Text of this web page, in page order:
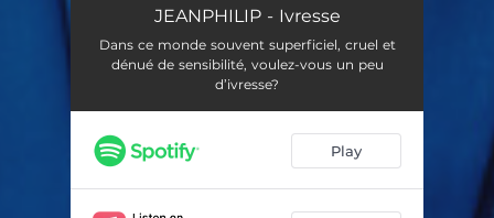
JEANPHILIP - Ivresse
Dans ce monde souvent superficiel, cruel et
dénué de sensibilité, voulez-vous un peu
d’ivresse?
Play